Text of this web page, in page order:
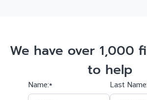
We have over 1,000
to help
Name:* Last Name: